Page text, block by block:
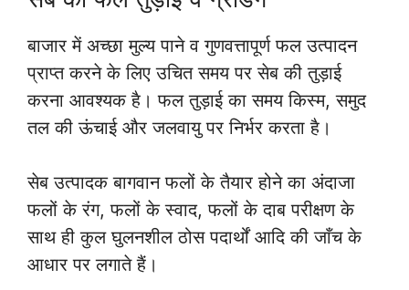
बाजार में अच्छा मुल्य पाने व गुणवत्तापूर्ण फल उत्पादन
प्राप्त करने के लिए उचित समय पर सेब की तुड़ाई
करना आवश्यक है। फल तुड़ाई का समय किस्म, समुद
तल की ऊंचाई और जलवायु पर निर्भर करता है।
सेब उत्पादक बागवान फलों के तैयार होने का अंदाजा
फलों के रंग, फलों के स्वाद, फलों के दाब परीक्षण के
साथ ही कुल घुलनशील ठोस पदार्थों आदि की जाँच के
आधार पर लगाते हैं।